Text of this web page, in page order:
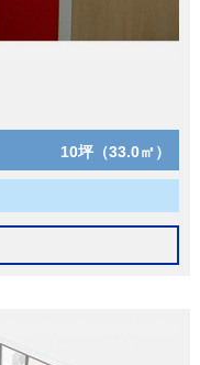
10坪（33.0㎡）